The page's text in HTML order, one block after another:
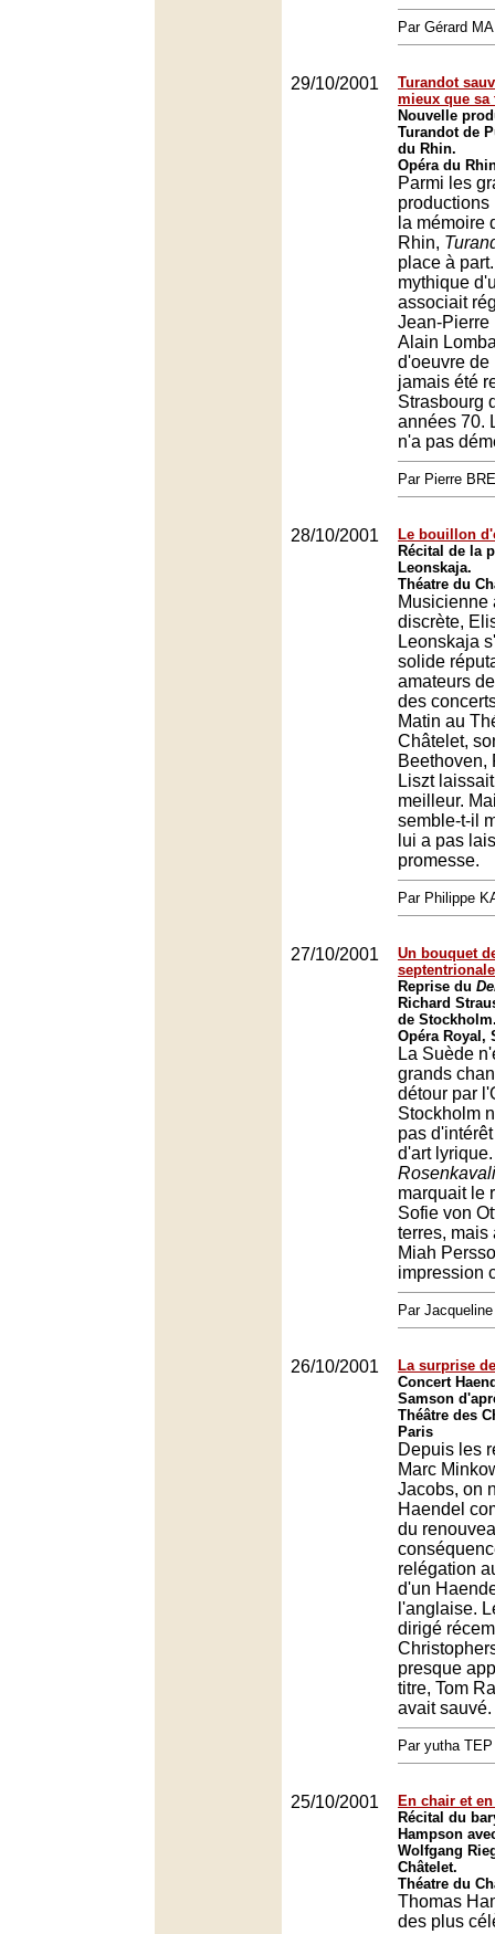
Par Gérard
29/10/2001
Turandot
mieux que sa
Nouvelle
Turandot de
du Rhin.
Opéra du
Parmi les
productions
la mémoire
Rhin,
place à
mythique
associait
Jean-Pierre
Alain
d'oeuvre de
jamais été
Strasbourg
années 70.
n'a pas
Par Pierre
28/10/2001
Le bouillon
Récital de la
Leonskaja.
Théatre du
Musicienne
discrète,
Leonskaja
solide
amateurs
des
Matin au
Châtelet,
Beethoven,
Liszt
meilleur.
semble-t-il
lui a pas
promesse.
Par Philippe
27/10/2001
Un bouquet
Reprise du
Richard
de
Opéra Royal,
La Suède
grands
détour par
Stockholm
pas
d'art
marquait le
Sofie von
terres, mais
Miah
impression
Par
26/10/2001
La surprise
Concert
Samson
Théâtre des
Paris
Depuis les
Marc
Jacobs, on
Haendel
du
relégation
d'un
l'anglaise.
dirigé
presque
titre, Tom
avait sauvé.
Par yutha TEP
25/10/2001
En chair et
Récital du
Hampson
Wolfgang
Châtelet.
Théatre du
Thomas
des plus